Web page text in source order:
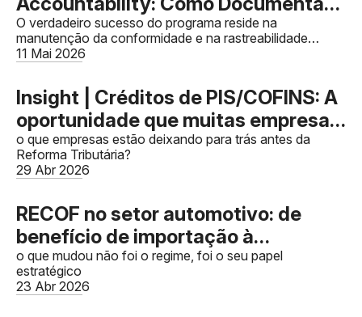
Decisões Estratégicas e Proteger a
Instituição por Meio de Registros e
O verdadeiro sucesso do programa reside na
manutenção da conformidade e na rastreabilidade
decisória.
11 Mai 2026
Insight | Créditos de PIS/COFINS: A
oportunidade que muitas empresas
ainda não capturaram
o que empresas estão deixando para trás antes da
Reforma Tributária?
29 Abr 2026
RECOF no setor automotivo: de
benefício de importação à
arquitetura de competitividade da
cadeia e captura de créditos de PIS
o que mudou não foi o regime, foi o seu papel
estratégico
23 Abr 2026